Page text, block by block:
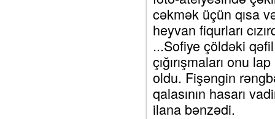
cəkmək üçün qısa
heyvan fiqurları
...Sofiye çöldəki
çığırışmaları onu
oldu. Fişəngin
qalasının hasarı
ilana bənzədi.